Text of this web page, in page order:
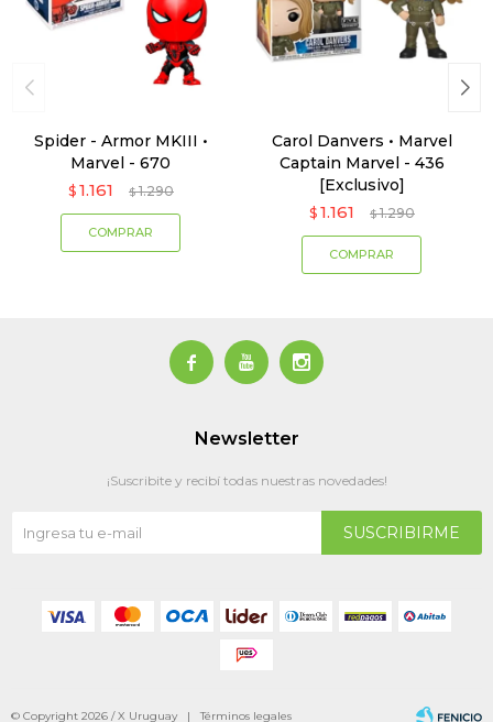
Spider - Armor MKIII •
Marvel - 670
$ 1.161 $ 1.290
Carol Danvers • Marvel
Captain Marvel - 436
[Exclusivo]
$ 1.161 $ 1.290
  
Newsletter
¡Suscribite y recibí todas nuestras novedades!
SUSCRIBIRME
© Copyright 2026 / X Uruguay |Términos legales